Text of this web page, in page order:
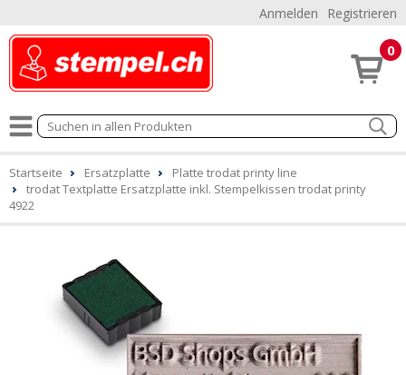
Anmelden Registrieren
0
Startseite Ersatzplatte
Platte trodat printy line
trodat Textplatte Ersatzplatte inkl. Stempelkissen trodat printy
4922